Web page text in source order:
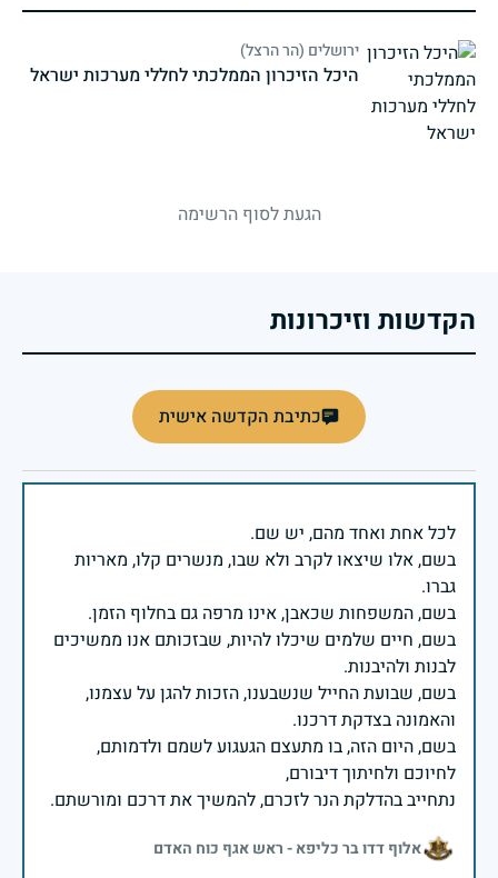
ירושלים (הר הרצל)
היכל הזיכרון הממלכתי לחללי מערכות ישראל
הגעת לסוף הרשימה
הקדשות וזיכרונות
כתיבת הקדשה אישית
בשם, אלו שיצאו לקרב ולא שבו, מנשרים קלו, מאריות
בשם, חיים שלמים שיכלו להיות, שבזכותם אנו ממשיכים
בשם, שבועת החייל שנשבענו, הזכות להגן על עצמנו,
בשם, היום הזה, בו מתעצם הגעגוע לשמם ולדמותם,
נתחייב בהדלקת הנר לזכרם, להמשיך את דרכם ומורשתם.
אלוף דדו בר כליפא - ראש אגף כוח האדם